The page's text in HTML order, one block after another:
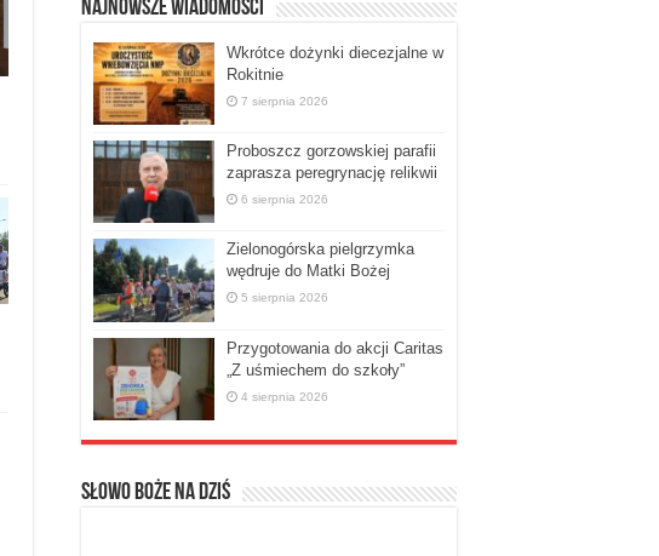
Najnowsze Wiadomości
Wkrótce dożynki diecezjalne w
Rokitnie
7 sierpnia 2026
Proboszcz gorzowskiej parafii
zaprasza peregrynację relikwii
6 sierpnia 2026
Zielonogórska pielgrzymka
wędruje do Matki Bożej
5 sierpnia 2026
Przygotowania do akcji Caritas
„Z uśmiechem do szkoły”
4 sierpnia 2026
Słowo Boże na dziś